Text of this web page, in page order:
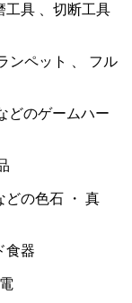
工具 、切断工具
ンペット 、 フル
どのゲームハー
どの色石 ・ 真
食器